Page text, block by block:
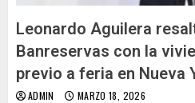
Leonardo Aguilera
Banreservas con la
previo a feria en Nueva
ADMIN MARZO 18, 2026